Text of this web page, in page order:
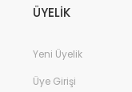
ÜYELİK
Yeni Üyelik
Üye Girişi